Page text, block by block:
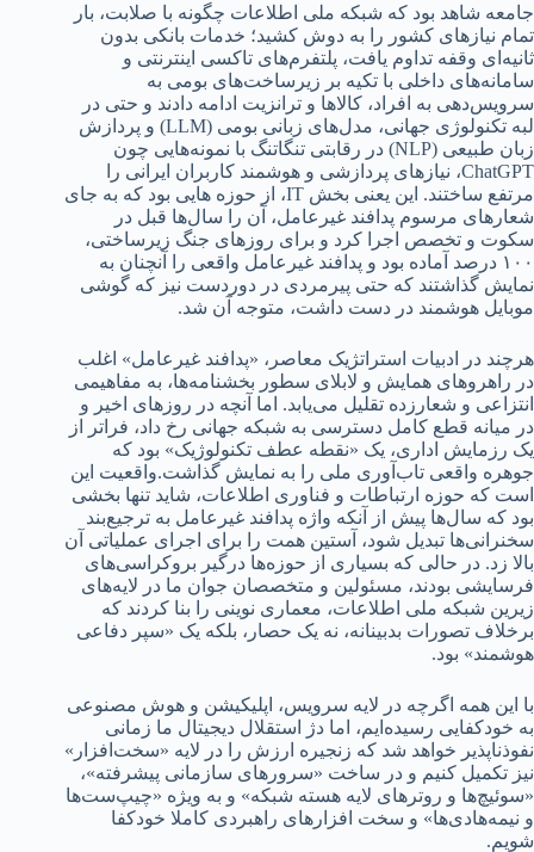
جامعه شاهد بود که شبکه ملی اطلاعات چگونه با صلابت، بار
تمام نیازهای کشور را به دوش کشید؛ خدمات بانکی بدون
ثانیه‌ای وقفه تداوم یافت، پلتفرم‌های تاکسی اینترنتی و
سامانه‌های داخلی با تکیه بر زیرساخت‌های بومی به
سرویس‌دهی به افراد، کالاها و ترانزیت ادامه دادند و حتی در
لبه تکنولوژی جهانی، مدل‌های زبانی بومی (LLM) و پردازش
زبان طبیعی (NLP) در رقابتی تنگاتنگ با نمونه‌هایی چون
ChatGPT، نیازهای پردازشی و هوشمند کاربران ایرانی را
مرتفع ساختند. این یعنی بخش IT، از حوزه‌ هایی بود که به جای
شعارهای مرسوم پدافند غیرعامل، آن را سال‌ها قبل در
سکوت و تخصص اجرا کرد و برای روزهای جنگ زیرساختی،
۱۰۰ درصد آماده بود و پدافند غیرعامل واقعی را آنچنان به
نمایش گذاشتند که حتی پیرمردی در دوردست نیز که گوشی
موبایل هوشمند در دست داشت، متوجه آن شد.
هرچند در ادبیات استراتژیک معاصر، «پدافند غیرعامل» اغلب
در راهروهای همایش و لابلای سطور بخشنامه‌ها، به مفاهیمی
انتزاعی و شعارزده تقلیل می‌یابد. اما آنچه در روزهای اخیر و
در میانه قطع کامل دسترسی به شبکه جهانی رخ داد، فراتر از
یک رزمایش اداری، یک «نقطه عطف تکنولوژیک» بود که
جوهره واقعی تاب‌آوری ملی را به نمایش گذاشت.واقعیت این
است که حوزه ارتباطات و فناوری اطلاعات، شاید تنها بخشی
بود که سال‌ها پیش از آنکه واژه پدافند غیرعامل به ترجیع‌بند
سخنرانی‌ها تبدیل شود، آستین همت را برای اجرای عملیاتی آن
بالا زد. در حالی که بسیاری از حوزه‌ها درگیر بروکراسی‌های
فرسایشی بودند، مسئولین و متخصصان جوان ما در لایه‌های
زیرین شبکه ملی اطلاعات، معماری نوینی را بنا کردند که
برخلاف تصورات بدبینانه، نه یک حصار، بلکه یک «سپر دفاعی
هوشمند» بود.
با این همه اگرچه در لایه سرویس، اپلیکیشن و هوش مصنوعی
به خودکفایی رسیده‌ایم، اما دژ استقلال دیجیتال ما زمانی
نفوذناپذیر خواهد شد که زنجیره ارزش را در لایه «سخت‌افزار»
نیز تکمیل کنیم و در ساخت «سرورهای سازمانی پیشرفته»،
«سوئیچ‌ها و روترهای لایه هسته شبکه» و به ویژه «چیپ‌ست‌ها
و نیمه‌هادی‌ها» و سخت افزارهای راهبردی کاملا خودکفا
شویم.